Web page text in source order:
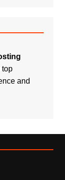
top
and